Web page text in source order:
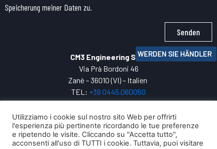
WERDEN SIE HÄNDLER
Speicherung meiner Daten zu.
Senden
CM3 Engineering SRL
Via Prà Bordoni 46
Zanè – 36010 (VI) – Italien
TEL: +39 0445.060050
P.IVA: 04271800247
INFO:cm3@cm3engineering.com
Privacy Policy
Ihre digitale Entwicklung mit
Utilizziamo i cookie sul nostro sito Web per offrirti
l'esperienza più pertinente ricordando le tue preferenze
e ripetendo le visite. Cliccando su "Accetta tutto",
acconsenti all'uso di TUTTI i cookie. Tuttavia, puoi visitare